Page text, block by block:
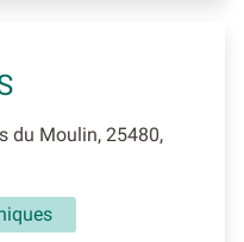
du Moulin, 25480,